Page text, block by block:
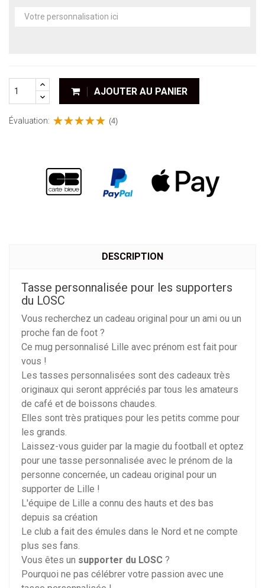
AJOUTER AU PANIER
Évaluation: (4)
DESCRIPTION
Tasse personnalisée pour les supporters
du LOSC
Vous recherchez un cadeau original pour un ami ou un
proche fan de foot ?
Ce mug personnalisé Lille avec prénom est fait pour
vous !
Les tasses personnalisées sont des cadeaux très
originaux qui seront appréciés par tous les amateurs
de café et de boissons chaudes.
Elles sont très pratiques pour les petits comme pour
les grands.
Laissez-vous guider par la magie du football et optez
pour une tasse personnalisée avec le prénom de la
personne concernée, un cadeau original pour un
supporter de Lille !
L'équipe de Lille a connu des hauts et des bas
depuis sa création
Le club a fait des émules dans le Nord et ne compte
plus ses fans.
Vous êtes un supporter du LOSC ?
Pourquoi ne pas célébrer votre passion avec une